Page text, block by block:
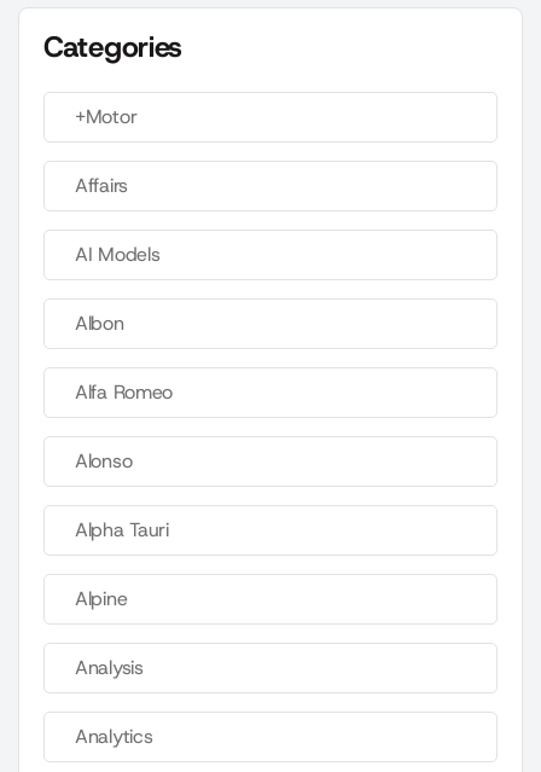
Categories
+Motor
Affairs
AI Models
Albon
Alfa Romeo
Alonso
Alpha Tauri
Alpine
Analysis
Analytics